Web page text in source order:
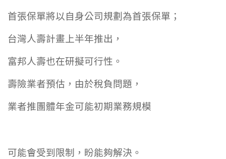
首張保單將以自身公司規劃為首張保單；
台灣人壽計畫上半年推出，
富邦人壽也在研擬可行性。
壽險業者預估，由於稅負問題，
業者推團體年金可能初期業務規模
可能會受到限制，盼能夠解決。